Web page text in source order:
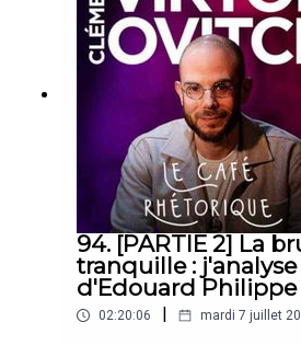
Instagram : instagram.com/
Threads : threads.net/
tiktok.com/@clemovitch💬
discord.gg/clemovitch-
94. [PARTIE 2] La
tranquille :
d'Edouard Philippe
02:20:06 | mardi 7 juillet